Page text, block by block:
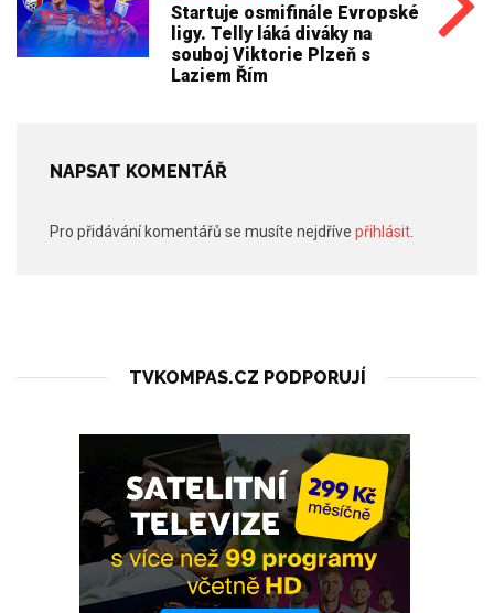
Startuje osmifinále Evropské
ligy. Telly láká diváky na
souboj Viktorie Plzeň s
Laziem Řím
NAPSAT KOMENTÁŘ
Pro přidávání komentářů se musíte nejdříve přihlásit
TVKOMPAS.CZ PODPORUJÍ